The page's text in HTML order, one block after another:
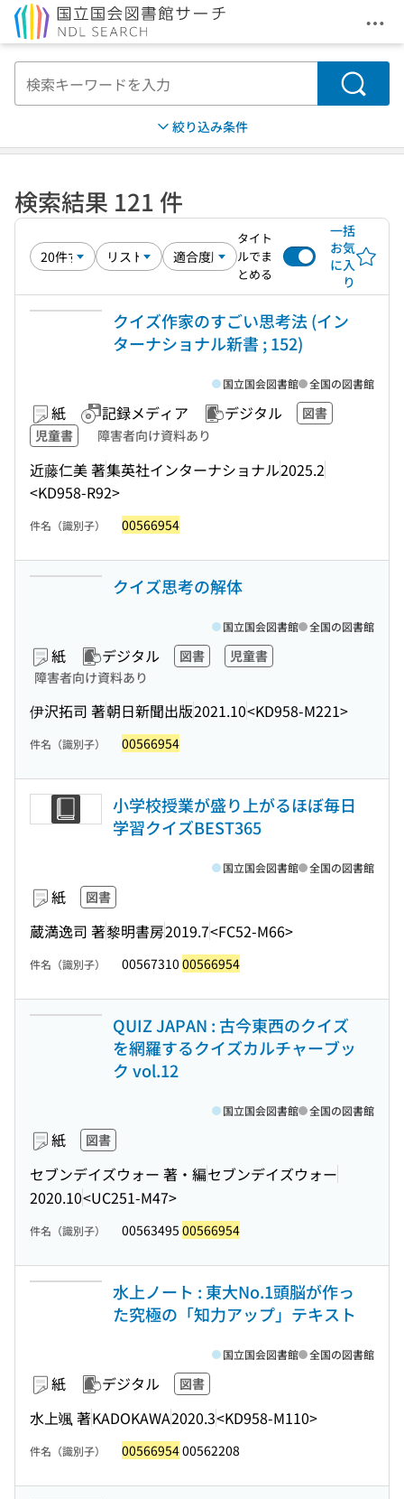
メ
検索
絞り込み条件
検索結果 121 件
タイト
ルでま
とめる
一括
お気
に入
り
クイズ作家のすごい思考法 (イン
ターナショナル新書 ; 152)
紙 記録メディア デジタル
図書
児童書
障害者向け資料あり
近藤仁美 著集英社インターナショナル2025.2
<KD958-R92>
国立国会図書館 全国の図書館
件名（識別子） 00566954
クイズ思考の解体
紙 デジタル 図書
児童書
障害者向け資料あり
伊沢拓司 著朝日新聞出版2021.10<KD958-M221>
国立国会図書館 全国の図書館
件名（識別子） 00566954
小学校授業が盛り上がるほぼ毎日
学習クイズBEST365
紙 図書
蔵満逸司 著黎明書房2019.7<FC52-M66>
国立国会図書館 全国の図書館
件名（識別子） 00567310 00566954
QUIZ JAPAN : 古今東西のクイズ
を網羅するクイズカルチャーブッ
ク vol.12
紙 図書
セブンデイズウォー 著・編セブンデイズウォー
2020.10<UC251-M47>
国立国会図書館 全国の図書館
件名（識別子） 00563495 00566954
水上ノート : 東大No.1頭脳が作っ
た究極の「知力アップ」テキスト
紙 デジタル 図書
水上颯 著KADOKAWA2020.3<KD958-M110>
国立国会図書館 全国の図書館
件名（識別子） 0056695400562208